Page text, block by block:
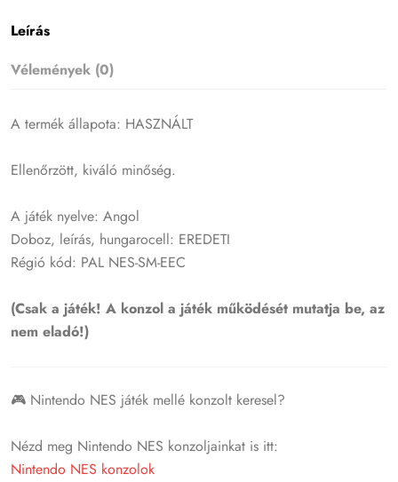
Leírás
Vélemények (0)
A termék állapota: HASZNÁLT
Ellenőrzött, kiváló minőség.
A játék nyelve: Angol
Doboz, leírás, hungarocell: EREDETI
Régió kód: PAL NES-SM-EEC
(Csak a játék! A konzol a játék működését mutatja be, az
nem eladó!)
🎮 Nintendo NES játék mellé konzolt keresel?
Nézd meg Nintendo NES konzoljainkat is itt:
Nintendo NES konzolok